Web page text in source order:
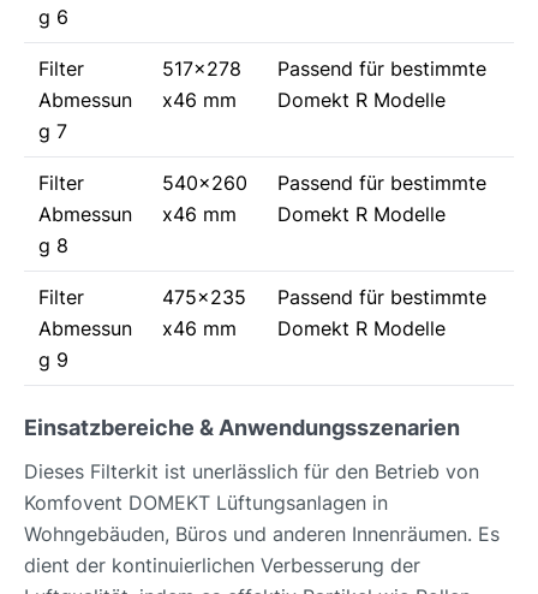
g 6
Filter
Abmessun
g 7
517x278
x46 mm
Passend für bestimmte
Domekt R Modelle
Filter
Abmessun
g 8
540x260
x46 mm
Passend für bestimmte
Domekt R Modelle
Filter
Abmessun
g 9
475x235
x46 mm
Passend für bestimmte
Domekt R Modelle
Einsatzbereiche & Anwendungsszenarien
Dieses Filterkit ist unerlässlich für den Betrieb von
Komfovent DOMEKT Lüftungsanlagen in
Wohngebäuden, Büros und anderen Innenräumen. Es
dient der kontinuierlichen Verbesserung der